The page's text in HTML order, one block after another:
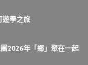
遊學之旅
2026年「鄉」聚在一起